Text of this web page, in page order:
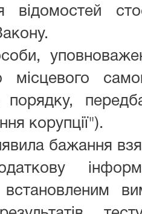
відомостей
місцевого
порядку,
корупції").
бажання
встановленим